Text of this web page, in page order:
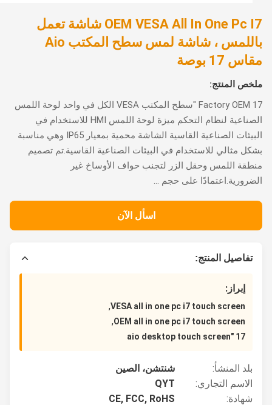
OEM VESA All In One Pc I7 شاشة تعمل
باللمس ، شاشة لمس سطح المكتب Aio
17 بوصة
المنتج:
Factory OEM 17 "سطح المكتب VESA الكل في واحد لوحة اللمس
الصناعية لنظام التحكم ميزة لوحة اللمس HMI للاستخدام في
البيئات الصناعية القاسية الشاشة محمية بمعيار IP65 وهي مناسبة
مثالي للاستخدام في البيئات الصناعية القاسية.تم تصميم
اللمس وحقل الزر لتجنب حواف الأوساخ غير
على حجم ...
اسأل الآن
تفاصيل المنتج:
إبراز:
VESA all in one pc i7 touch screen
,
OEM all in one pc i7 touch screen
بلد المنشأ:
شنتشن، الصين
الاسم التجاري:
شهادة:
CE, FCC, RoHS